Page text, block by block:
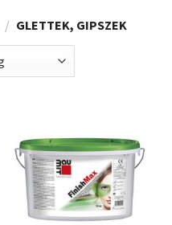
/ GLETTEK, GIPSZEK